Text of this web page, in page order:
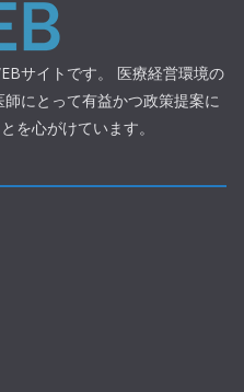
サイトです。 医療経営環境の
にとって有益かつ政策提案に
を心がけています。